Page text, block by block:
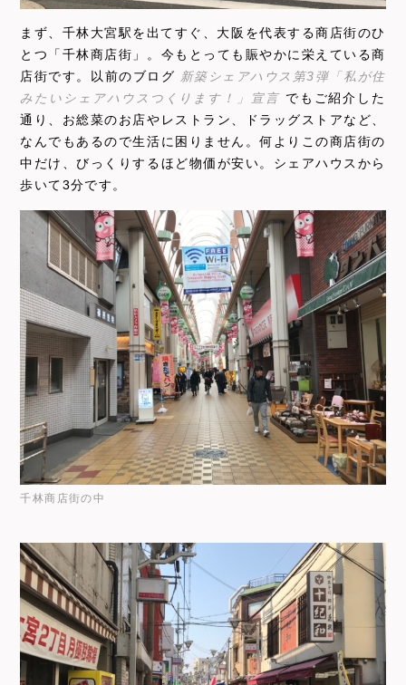
まず、千林大宮駅を出てすぐ、大阪を代表する商店街のひ
とつ「千林商店街」。今もとっても賑やかに栄えている商
店街です。以前のブログ 新築シェアハウス第3弾「私が住
みたいシェアハウスつくります！」宣言でもご紹介した
通り、お総菜のお店やレストラン、ドラッグストアなど、
なんでもあるので生活に困りません。何よりこの商店街の
中だけ、びっくりするほど物価が安い。シェアハウスから
歩いて3分です。
千林商店街の中